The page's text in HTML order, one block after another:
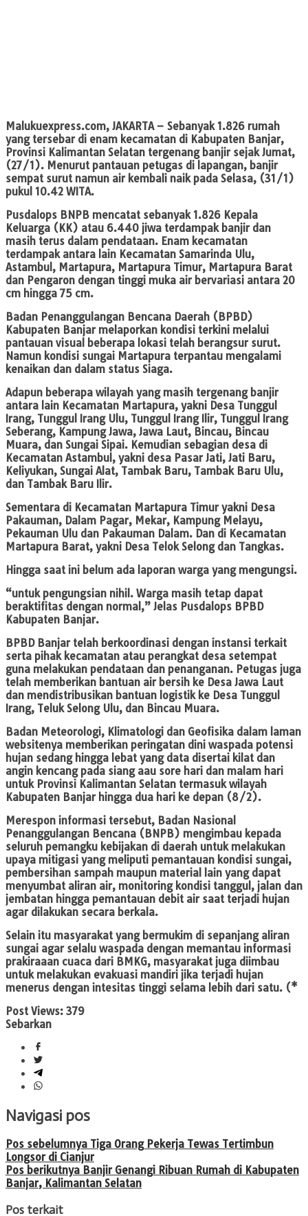
Malukuexpress.com, JAKARTA – Sebanyak 1.826 rumah
yang tersebar di enam kecamatan di Kabupaten Banjar,
Provinsi Kalimantan Selatan tergenang banjir sejak Jumat,
(27/1). Menurut pantauan petugas di lapangan, banjir
sempat surut namun air kembali naik pada Selasa, (31/1)
pukul 10.42 WITA.
Pusdalops BNPB mencatat sebanyak 1.826 Kepala
Keluarga (KK) atau 6.440 jiwa terdampak banjir dan
masih terus dalam pendataan. Enam kecamatan
terdampak antara lain Kecamatan Samarinda Ulu,
Astambul, Martapura, Martapura Timur, Martapura Barat
dan Pengaron dengan tinggi muka air bervariasi antara 20
cm hingga 75 cm.
Badan Penanggulangan Bencana Daerah (BPBD)
Kabupaten Banjar melaporkan kondisi terkini melalui
pantauan visual beberapa lokasi telah berangsur surut.
Namun kondisi sungai Martapura terpantau mengalami
kenaikan dan dalam status Siaga.
Adapun beberapa wilayah yang masih tergenang banjir
antara lain Kecamatan Martapura, yakni Desa Tunggul
Irang, Tunggul Irang Ulu, Tunggul Irang Ilir, Tunggul Irang
Seberang, Kampung Jawa, Jawa Laut, Bincau, Bincau
Muara, dan Sungai Sipai. Kemudian sebagian desa di
Kecamatan Astambul, yakni desa Pasar Jati, Jati Baru,
Keliyukan, Sungai Alat, Tambak Baru, Tambak Baru Ulu,
dan Tambak Baru Ilir.
Sementara di Kecamatan Martapura Timur yakni Desa
Pakauman, Dalam Pagar, Mekar, Kampung Melayu,
Pekauman Ulu dan Pakauman Dalam. Dan di Kecamatan
Martapura Barat, yakni Desa Telok Selong dan Tangkas.
Hingga saat ini belum ada laporan warga yang mengungsi.
“untuk pengungsian nihil. Warga masih tetap dapat
beraktifitas dengan normal,” Jelas Pusdalops BPBD
Kabupaten Banjar.
BPBD Banjar telah berkoordinasi dengan instansi terkait
serta pihak kecamatan atau perangkat desa setempat
guna melakukan pendataan dan penanganan. Petugas juga
telah memberikan bantuan air bersih ke Desa Jawa Laut
dan mendistribusikan bantuan logistik ke Desa Tunggul
Irang, Teluk Selong Ulu, dan Bincau Muara.
Badan Meteorologi, Klimatologi dan Geofisika dalam laman
websitenya memberikan peringatan dini waspada potensi
hujan sedang hingga lebat yang data disertai kilat dan
angin kencang pada siang aau sore hari dan malam hari
untuk Provinsi Kalimantan Selatan termasuk wilayah
Kabupaten Banjar hingga dua hari ke depan (8/2).
Merespon informasi tersebut, Badan Nasional
Penanggulangan Bencana (BNPB) mengimbau kepada
seluruh pemangku kebijakan di daerah untuk melakukan
upaya mitigasi yang meliputi pemantauan kondisi sungai,
pembersihan sampah maupun material lain yang dapat
menyumbat aliran air, monitoring kondisi tanggul, jalan dan
jembatan hingga pemantauan debit air saat terjadi hujan
agar dilakukan secara berkala.
Selain itu masyarakat yang bermukim di sepanjang aliran
sungai agar selalu waspada dengan memantau informasi
prakiraaan cuaca dari BMKG, masyarakat juga diimbau
untuk melakukan evakuasi mandiri jika terjadi hujan
menerus dengan intesitas tinggi selama lebih dari satu. (*
Post Views: 379
Sebarkan
Navigasi pos
Pos sebelumnya Tiga Orang Pekerja Tewas Tertimbun
Longsor di Cianjur
Pos berikutnya Banjir Genangi Ribuan Rumah di Kabupaten
Banjar, Kalimantan Selatan
Pos terkait